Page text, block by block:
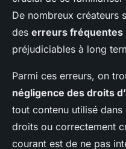
De nombreux créateurs
des erreurs fréquentes
préjudiciables à long
Parmi ces erreurs, on
négligence des droits
tout contenu utilisé
droits ou correctement
courant est de ne pas